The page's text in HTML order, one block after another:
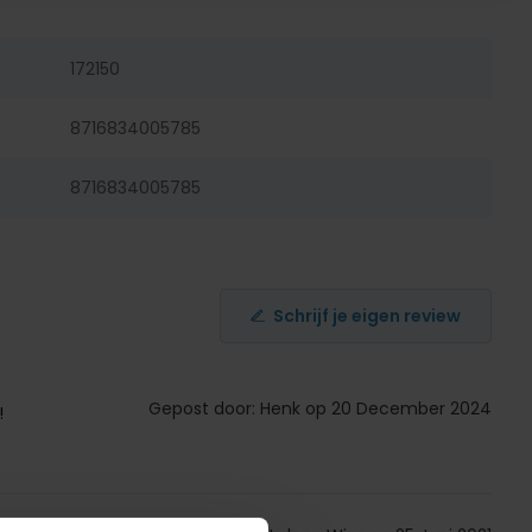
172150
8716834005785
8716834005785
Schrijf je eigen review
Gepost door: Henk op 20 December 2024